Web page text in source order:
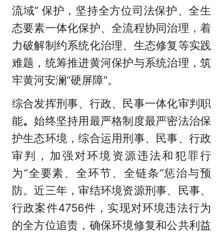
流域” 保护，坚持全方位司法保护、全生
态要素一体化保护、全流程协同治理，着
力破解制约系统化治理、生态修复等实践
难题，统筹推进黄河保护与系统治理，筑
牢黄河安澜“硬屏障”。
综合发挥刑事、行政、民事一体化审判职
能。始终坚持用最严格制度最严密法治保
护生态环境，综合运用刑事、民事、行政
审判，加强对环境资源违法和犯罪行
为“全要素、全环节、全链条”惩治与预
防。近三年，审结环境资源刑事、民事、
行政案件4756件，实现对环境违法行为
的全方位追责，确保环境修复和公共利益